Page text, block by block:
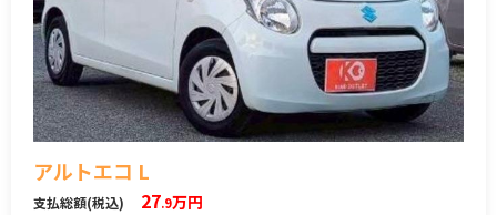
アルトエコ L
支払総額(税込) 27.9万円